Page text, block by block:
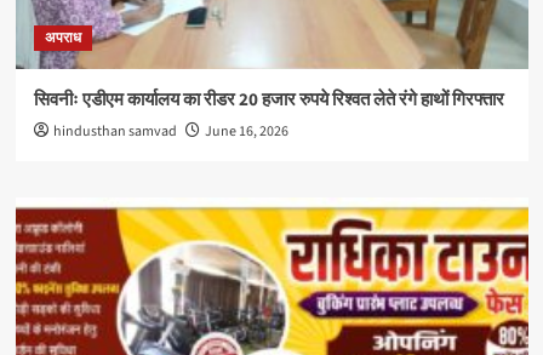
अपराध
सिवनीः एडीएम कार्यालय का रीडर 20 हजार रुपये रिश्वत लेते रंगे हाथों गिरफ्तार
hindusthan samvad June 16, 2026